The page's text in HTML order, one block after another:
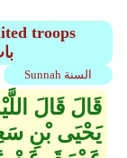
troops
Sunnah السنة
قَالَ قَالَ
يَحْيَى بْنِ